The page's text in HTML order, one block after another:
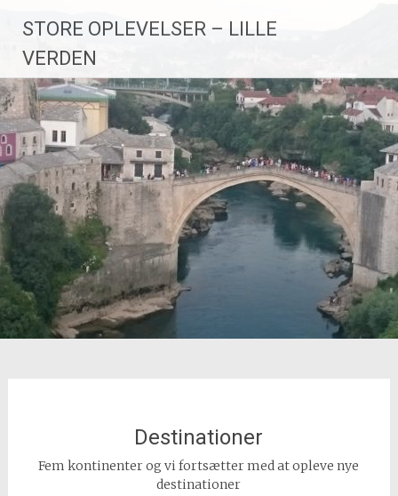
indhold
STORE OPLEVELSER – LILLE
VERDEN
Destinationer
Fem kontinenter og vi fortsætter med at opleve nye
destinationer